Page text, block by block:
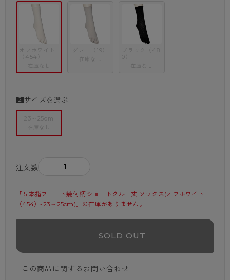
オフホワイト
（454）
在庫なし
グレー（19）
在庫なし
ブラック（48
在庫なし
サイズを選ぶ
23～25cm
在庫なし
注文数
「５本指フロート幾何柄 ショートクルー丈 ソックス(オフホワイト
（454）-23～25cm)」の在庫がありません。
SOLD OUT
この商品に関するお問い合わせ